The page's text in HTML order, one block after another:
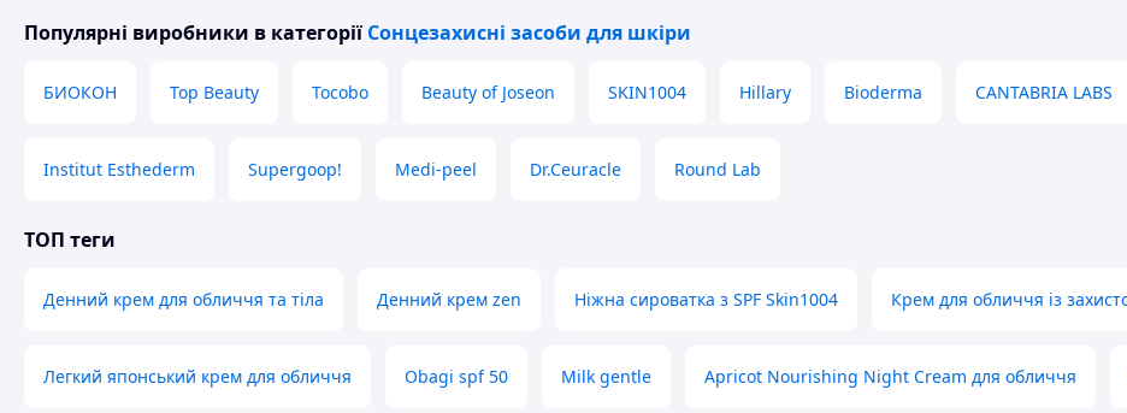
Популярні виробники в категорії Сонцезахисні засоби для шкіри
БИОКОН Top Beauty Tocobo Beauty of Joseon SKIN1004 Hillary Bioderma CANTABRIA LABS
Institut Esthederm Supergoop! Medi-peel Dr.Ceuracle Round Lab
ТОП теги
Денний крем для обличчя та тіла Денний крем zen Ніжна сироватка з SPF Skin1004 Крем для обличчя із
Легкий японський крем для обличчя Obagi spf 50 Milk gentle Apricot Nourishing Night Cream для обличчя